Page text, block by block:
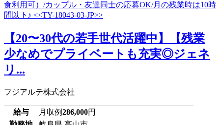
【20〜30代の若手世代活躍中】【残業
少なめでプライベートも充実◎ジェネ
リ...
フジアルテ株式会社
給与 月収例286,000円